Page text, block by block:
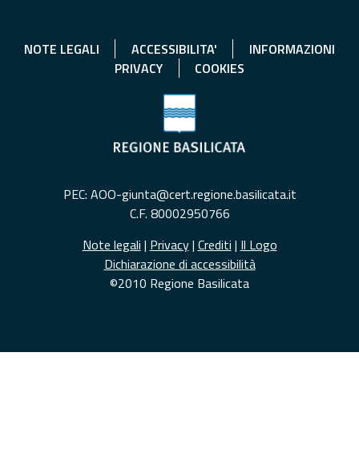
NOTE LEGALI ACCESSIBILITA'
INFORMAZIONI
PRIVACY
COOKIES
PEC: AOO-giunta@cert.regione.basilicata.it
C.F. 80002950766
Note legali | Privacy| Crediti | Il Logo
Dichiarazione di accessibilità
©2010 Regione Basilicata